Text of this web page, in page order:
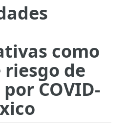
como
de
COVID-